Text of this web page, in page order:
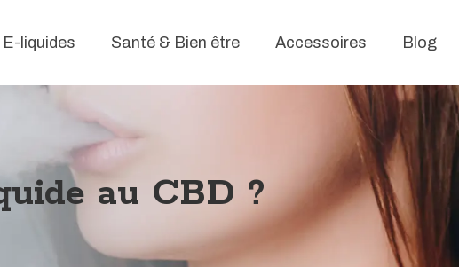
E-liquides Santé & Bien être Accessoires Blog
au CBD ?